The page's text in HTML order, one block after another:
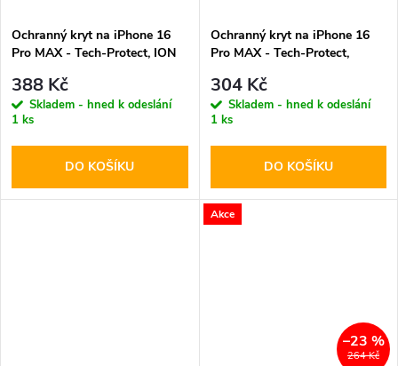
Ochranný kryt na iPhone 16
Pro MAX - Tech-Protect, ION
388 Kč
Skladem - hned k odeslání
1 ks
DO KOŠÍKU
Ochranný kryt na iPhone 16
Pro MAX - Tech-Protect,
304 Kč
Skladem - hned k odeslání
1 ks
DO KOŠÍKU
Akce
264 Kč
–23 %